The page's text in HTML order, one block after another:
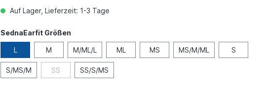
Auf Lager, Lieferzeit: 1-3 Tage
SednaEarfit Größen
L M M/ML/L ML MS MS/M/ML S
S/MS/M SS SS/S/MS